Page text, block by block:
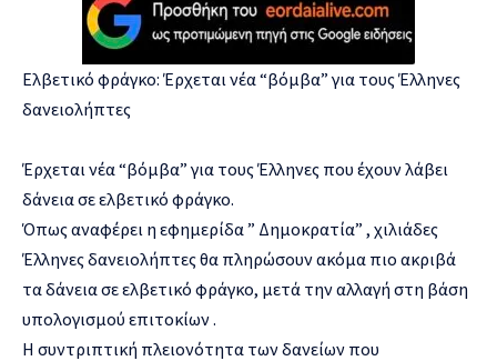
Ελβετικό φράγκο: Έρχεται νέα “βόμβα” για τους Έλληνες
δανειολήπτες
Έρχεται νέα “βόμβα” για τους Έλληνες που έχουν λάβει
δάνεια σε ελβετικό φράγκο.
Όπως αναφέρει η εφημερίδα ” Δημοκρατία” , χιλιάδες
Έλληνες δανειολήπτες θα πληρώσουν ακόμα πιο ακριβά
τα δάνεια σε ελβετικό φράγκο, μετά την αλλαγή στη βάση
υπολογισμού επιτοκίων .
Η συντριπτική πλειονότητα των δανείων που